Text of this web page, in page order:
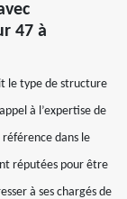
47 à
le type de structure
à l’expertise de
dans le
réputées pour être
à ses chargés de